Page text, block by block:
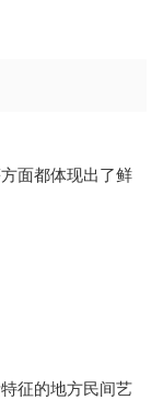
面都体现出了鲜
征的地方民间艺